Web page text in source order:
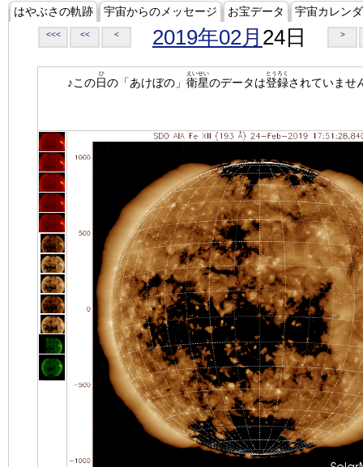
はやぶさの軌跡 宇宙からのメッセージ お宝データ 宇宙カレン
<<< << < 2019年02月 24日 >
♪この日
ひ
の「あけぼの」 衛星
えいせい
のデータは登録
とうろく
されていませ